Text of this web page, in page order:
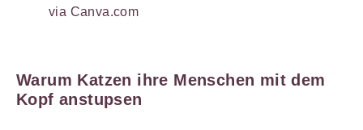
via Canva.com
Warum Katzen ihre Menschen mit dem
Kopf anstupsen